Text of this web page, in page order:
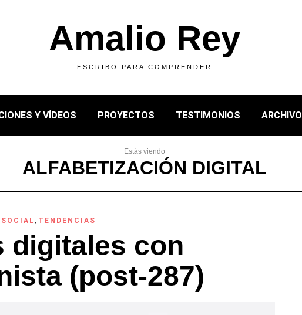
Amalio Rey
ESCRIBO PARA COMPRENDER
Y VÍDEOS PROYECTOS TESTIMONIOS ARCHIVO
Estás viendo
ALFABETIZACIÓN DIGITAL
, TENDENCIAS
digitales con
(post-287)